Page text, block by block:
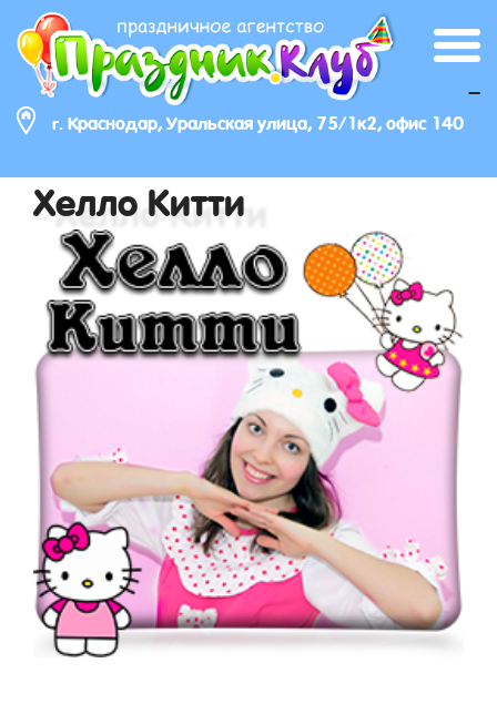
г. Краснодар, Уральская улица, 75/1к2, офис 140
_
Хелло Китти